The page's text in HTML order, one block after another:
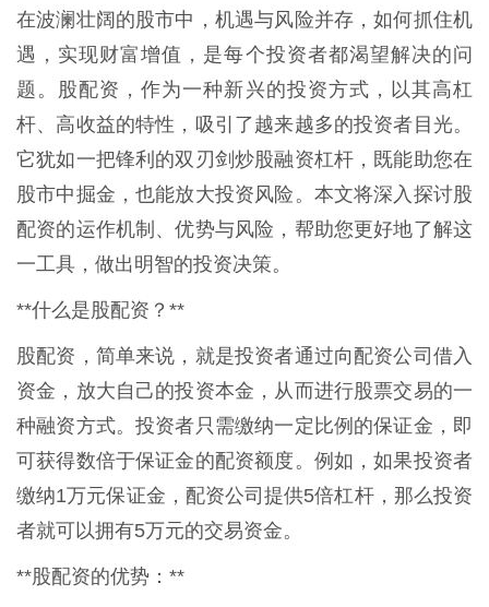
在波澜壮阔的股市中，机遇与风险并存，如何抓住机
遇，实现财富增值，是每个投资者都渴望解决的问
题。股配资，作为一种新兴的投资方式，以其高杠
杆、高收益的特性，吸引了越来越多的投资者目光。
它犹如一把锋利的双刃剑炒股融资杠杆，既能助您在
股市中掘金，也能放大投资风险。本文将深入探讨股
配资的运作机制、优势与风险，帮助您更好地了解这
一工具，做出明智的投资决策。
**什么是股配资？**
股配资，简单来说，就是投资者通过向配资公司借入
资金，放大自己的投资本金，从而进行股票交易的一
种融资方式。投资者只需缴纳一定比例的保证金，即
可获得数倍于保证金的配资额度。例如，如果投资者
缴纳1万元保证金，配资公司提供5倍杠杆，那么投资
者就可以拥有5万元的交易资金。
**股配资的优势：**